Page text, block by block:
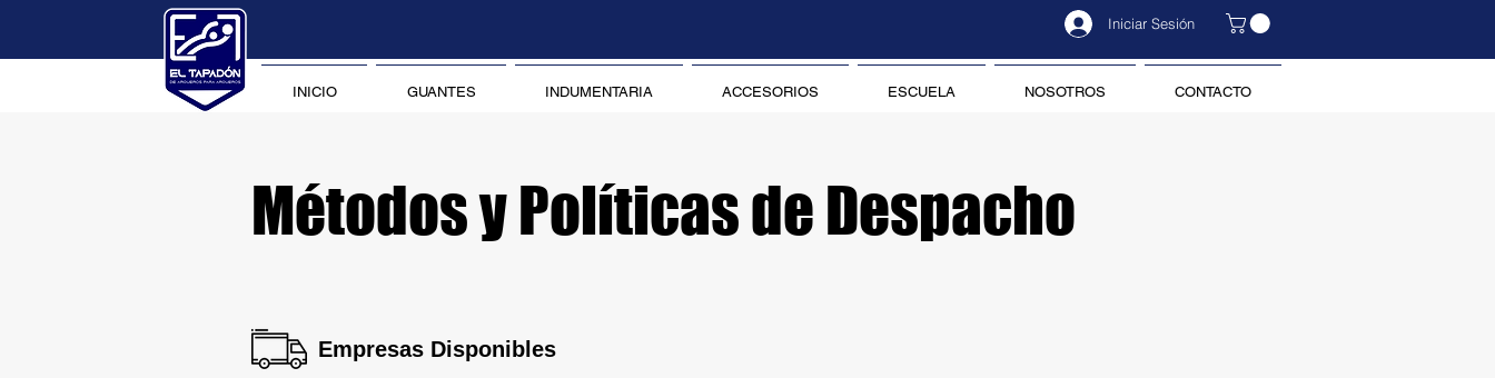
Iniciar Sesión
INICIO GUANTES INDUMENTARIA ACCESORIOS ESCUELA NOSOTROS CONTACTO
Métodos y Políticas de Despacho
Empresas Disponibles